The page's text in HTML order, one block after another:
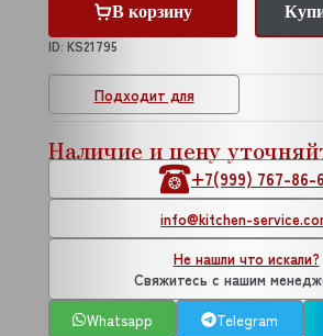
Подходит для
В корзину
ID: KS21795
Наличие и цену
+7(999) 767-86-
info@kitchen-
Не нашли что искали?
Свяжитесь с нашим
Whatsapp
Telegram